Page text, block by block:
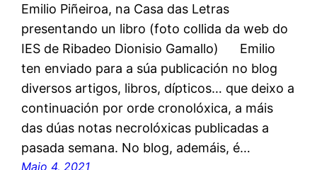
Emilio Piñeiroa, na Casa das Letras
presentando un libro (foto collida da web do
IES de Ribadeo Dionisio Gamallo) Emilio
ten enviado para a súa publicación no blog
diversos artigos, libros, dípticos… que deixo a
continuación por orde cronolóxica, a máis
das dúas notas necrolóxicas publicadas a
pasada semana. No blog, ademáis, é…
Maio 4, 2021